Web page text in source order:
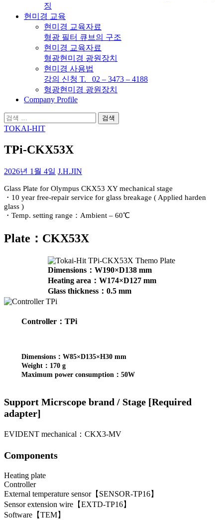
징
현미경 교육
현미경 교육자료
형광 필터 큐브의 구조
현미경 교육자료
형광현미경 광원장치
현미경 사용법
강의 신청 T. 02 – 3473 – 4188
형광현미경 광원장치
Company Profile
검
색:
TOKAI-HIT
TPi-CKX53X
2026년 1월 4일 J.H.JIN
Glass Plate for Olympus CKX53 XY mechanical stage
・10 year free-repair service for glass breakage ( Applied harden
glass )
・Temp. setting range：Ambient – 60℃
Plate：CKX53X
Dimensions：W190×D138 mm
Heating area：W174×D127 mm
Glass thickness：0.5 mm
Controller：TPi
Dimensions：W85×D135×H30 mm
Weight：170 g
Maximum power consumption：50W
Support Micrscope brand / Stage [Required
adapter]
EVIDENT mechanical：CKX3-MV
Components
Heating plate
Controller
External temperature sensor【SENSOR-TP16】
Sensor extension wire【EXTD-TP16】
Software【TEM】